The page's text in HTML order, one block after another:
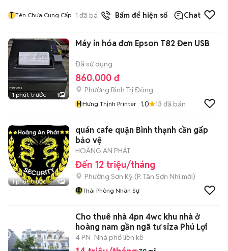
T Tên Chưa Cung Cấp 1 đã bán Bấm để hiện số Chat
1 phút trước 1
Máy in hóa đơn Epson T82 Đen USB
Đã sử dụng
860.000 đ
Phường Bình Trị Đông
HHưng Thịnh Printer 1.0 13 đã bán
1 phút trước 1
quán cafe quận Bình thạnh cần gấp
bảo vệ
HOÀNG AN PHÁT
Đến 12 triệu/tháng
Phường Sơn Kỳ (P. Tân Sơn Nhì mới)
Thái Phòng Nhân Sự
Cho thuê nhà 4pn 4wc khu nhà ở
hoàng nam gần ngã tư siza Phú Lợi
4 PN Nhà phố liền kề